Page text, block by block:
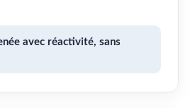
avec réactivité, sans